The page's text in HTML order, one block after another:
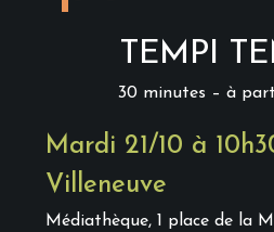
TEMPI
30 minutes – à
Mardi 21/10 à
Villeneuve
Médiathèque, 1 place de la